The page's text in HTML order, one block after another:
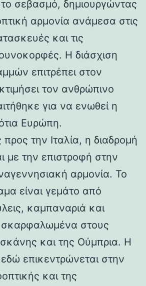
σεβασμό, δημιουργώντας
αρμονία ανάμεσα στις
και τις
Η διάσχιση
επιτρέπει στον
τον ανθρώπινο
για να ενωθεί η
Ευρώπη.
την Ιταλία, η διαδρομή
με την επιστροφή στην
αρμονία. Το
είναι γεμάτο από
καμπαναριά και
σκαρφαλωμένα στους
και της Ούμπρια. Η
εδώ επικεντρώνεται στην
και της